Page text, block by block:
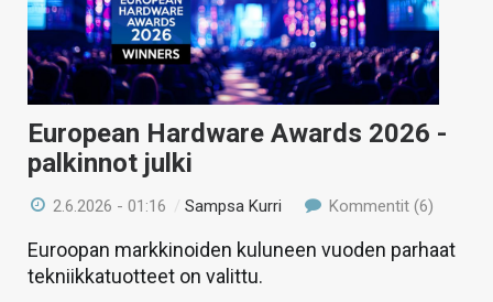
HINTA.FI
KAUPPA
VAIHDA TEEMA
European Hardware Awards 2026 -
palkinnot julki
2.6.2026 - 01:16 /Sampsa Kurri Kommentit (6)
Euroopan markkinoiden kuluneen vuoden parhaat
tekniikkatuotteet on valittu.